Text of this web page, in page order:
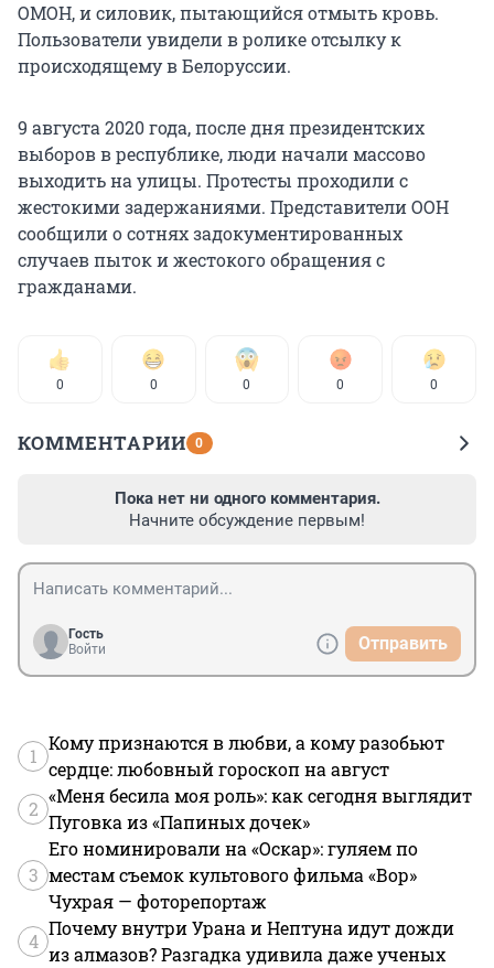
ОМОН, и силовик, пытающийся отмыть кровь.
Пользователи увидели в ролике отсылку к
происходящему в Белоруссии.
9 августа 2020 года, после дня президентских
выборов в республике, люди начали массово
выходить на улицы. Протесты проходили с
жестокими задержаниями. Представители ООН
сообщили о сотнях задокументированных
случаев пыток и жестокого обращения с
гражданами.
0 0 0 0 0
КОММЕНТАРИИ 0
Пока нет ни одного комментария.
Начните обсуждение первым!
Гость
Войти
Отправить
1
Кому признаются в любви, а кому разобьют
сердце: любовный гороскоп на август
2
«Меня бесила моя роль»: как сегодня выглядит
Пуговка из «Папиных дочек»
3
Его номинировали на «Оскар»: гуляем по
местам съемок культового фильма «Вор»
Чухрая — фоторепортаж
4
Почему внутри Урана и Нептуна идут дожди
из алмазов? Разгадка удивила даже ученых